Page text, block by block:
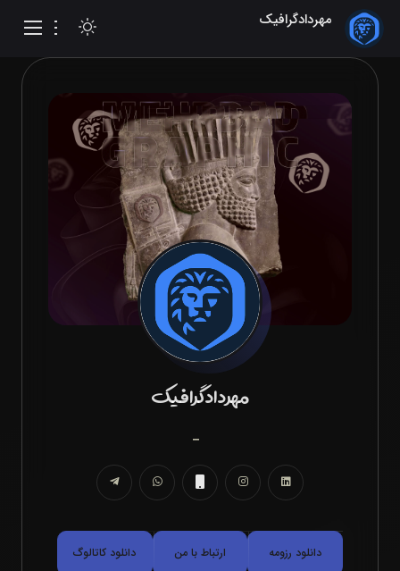
مهردادگرافیک
نمونه کارها
مهردادگرافیک
دانلود رزومه ارتباط با من دانلود کاتالوگ